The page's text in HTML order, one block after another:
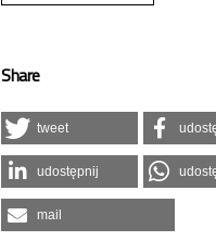
Share
tweet
udostępnij
mail